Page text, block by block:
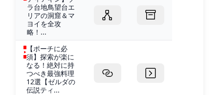
ラ台地鳥望台エ
リアの洞窟＆マ
ヨイを全攻
略！...
【ポーチに必
須】探索が楽に
なる！絶対に持
つべき最強料理
12選【ゼルダの
伝説ティ...